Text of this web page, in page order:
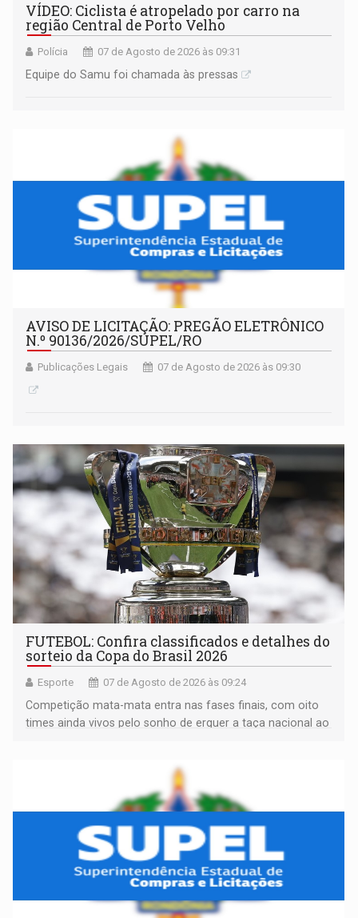
VÍDEO: Ciclista é atropelado por carro na
região Central de Porto Velho
Polícia 07 de Agosto de 2026 às 09:31
Equipe do Samu foi chamada às pressas
AVISO DE LICITAÇÃO: PREGÃO ELETRÔNICO
N.º 90136/2026/SUPEL/RO
Publicações Legais 07 de Agosto de 2026 às 09:30
FUTEBOL: Confira classificados e detalhes do
sorteio da Copa do Brasil 2026
Esporte 07 de Agosto de 2026 às 09:24
Competição mata-mata entra nas fases finais, com oito
times ainda vivos pelo sonho de erguer a taça nacional ao